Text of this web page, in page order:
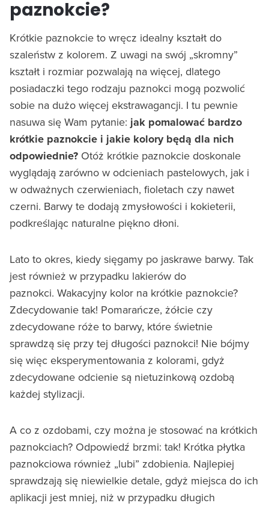
paznokcie?
Krótkie paznokcie to wręcz idealny kształt do
szaleństw z kolorem. Z uwagi na swój „skromny”
kształt i rozmiar pozwalają na więcej, dlatego
posiadaczki tego rodzaju paznokci mogą pozwolić
sobie na dużo więcej ekstrawagancji. I tu pewnie
nasuwa się Wam pytanie: jak pomalować bardzo
krótkie paznokcie i jakie kolory będą dla nich
odpowiednie? Otóż krótkie paznokcie doskonale
wyglądają zarówno w odcieniach pastelowych, jak i
w odważnych czerwieniach, fioletach czy nawet
czerni. Barwy te dodają zmysłowości i kokieterii,
podkreślając naturalne piękno dłoni.
Lato to okres, kiedy sięgamy po jaskrawe barwy. Tak
jest również w przypadku lakierów do
paznokci. Wakacyjny kolor na krótkie paznokcie?
Zdecydowanie tak! Pomarańcze, żółcie czy
zdecydowane róże to barwy, które świetnie
sprawdzą się przy tej długości paznokci! Nie bójmy
się więc eksperymentowania z kolorami, gdyż
zdecydowane odcienie są nietuzinkową ozdobą
każdej stylizacji.
A co z ozdobami, czy można je stosować na krótkich
paznokciach? Odpowiedź brzmi: tak! Krótka płytka
paznokciowa również „lubi” zdobienia. Najlepiej
sprawdzają się niewielkie detale, gdyż miejsca do ich
aplikacji jest mniej, niż w przypadku długich